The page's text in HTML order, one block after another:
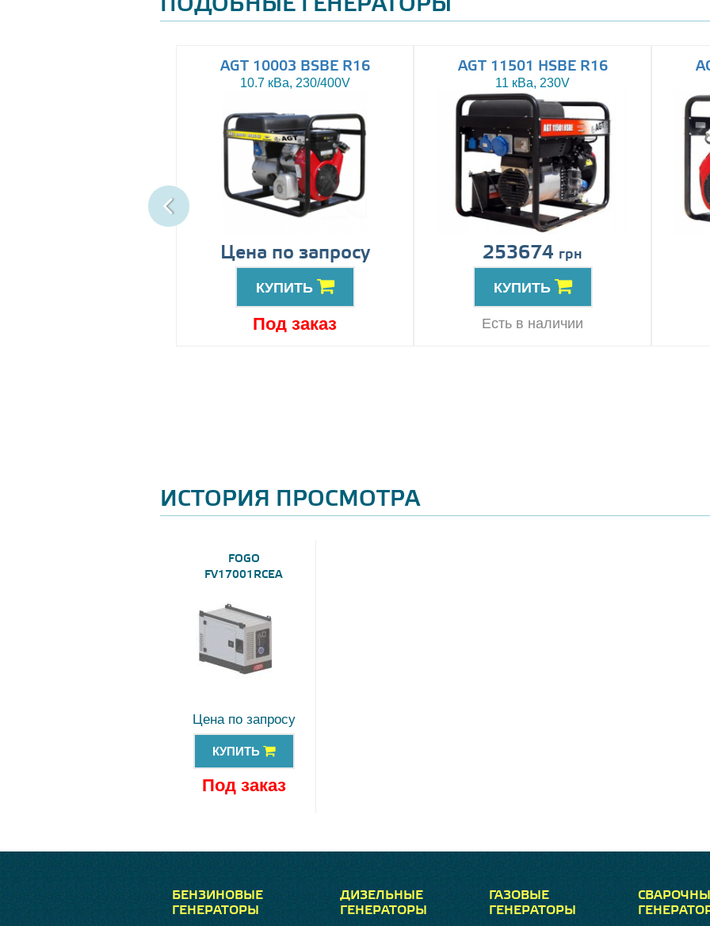
AGT 10003 BSBE R16
10.7 кВа, 230/400V
Цена по запросу
КУПИТЬ
Под заказ
AGT 11501 HSBE R16
11 кВа, 230V
253674 грн
КУПИТЬ
Есть в наличии
ИСТОРИЯ ПРОСМОТРА
FOGO
FV17001RCEA
Цена по запросу
КУПИТЬ
Под заказ
БЕНЗИНОВЫЕ
ГЕНЕРАТОРЫ
ДИЗЕЛЬНЫЕ
ГЕНЕРАТОРЫ
ГАЗОВЫЕ
ГЕНЕРАТОРЫ